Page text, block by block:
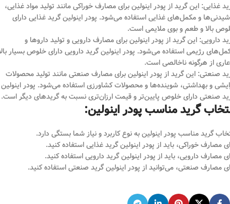
غذایی: این گرید از پودر اینولین برای مصارف خوراکی مانند تولید مواد غذایی،
و مکمل‌های غذایی استفاده می‌شود. پودر اینولین گرید غذایی دارای
بالا و طعم و بوی ملایمی است.
دارویی: این گرید از پودر اینولین برای مصارف دارویی و تولید داروها و
رژیمی استفاده می‌شود. پودر اینولین گرید دارویی دارای خلوص بسیار
از هرگونه ناخالصی است.
صنعتی: این گرید از پودر اینولین برای مصارف صنعتی مانند تولید محصولات
و بهداشتی، شوینده‌ها و محصولات کشاورزی استفاده می‌شود. پودر اینولین
صنعتی دارای خلوص پایین‌تر و قیمت ارزان‌تری نسبت به گریدهای دیگر است.
گرید مناسب پودر اینولین:
گرید مناسب پودر اینولین به نوع کاربرد و نیاز شما بستگی دارد.
مصارف خوراکی، باید از پودر اینولین گرید غذایی استفاده کنید.
مصارف دارویی، باید از پودر اینولین گرید دارویی استفاده کنید.
مصارف صنعتی، می‌توانید از پودر اینولین گرید صنعتی استفاده کنید.